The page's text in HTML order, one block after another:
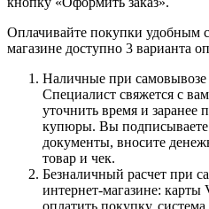
Оплачивайте покупки удобным
магазине доступно 3 варианта
Наличные при самовывозе
Специалист свяжется с
уточнить время и заранее
купюры. Вы подписываете
документы, вносите
товар и чек.
Безналичный расчет при
интернет-магазине:
оплатить покупку,